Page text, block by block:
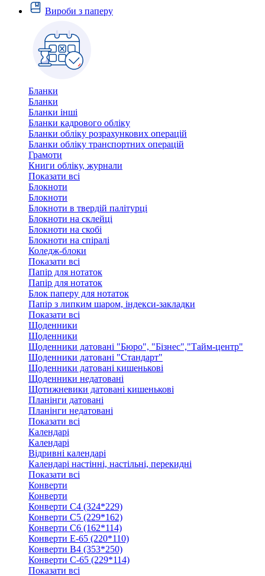
Вироби з паперу
Бланки
Бланки
Бланки інші
Бланки кадрового обліку
Бланки обліку розрахункових операцій
Бланки обліку транспортних операцій
Грамоти
Книги обліку, журнали
Показати всі
Блокноти
Блокноти
Блокноти в твердій палітурці
Блокноти на склейці
Блокноти на скобі
Блокноти на спіралі
Коледж-блоки
Показати всі
Папір для нотаток
Папір для нотаток
Блок паперу для нотаток
Папір з липким шаром, індекси-закладки
Показати всі
Щоденники
Щоденники
Щоденники датовані "Бюро", "Бізнес","Тайм-центр"
Щоденники датовані "Стандарт"
Щоденники датовані кишенькові
Щоденники недатовані
Щотижневики датовані кишенькові
Планінги датовані
Планінги недатовані
Показати всі
Календарі
Календарі
Відривні календарі
Календарі настінні, настільні, перекидні
Показати всі
Конверти
Конверти
Конверти C4 (324*229)
Конверти C5 (229*162)
Конверти C6 (162*114)
Конверти E-65 (220*110)
Конверти В4 (353*250)
Конверти С-65 (229*114)
Показати всі